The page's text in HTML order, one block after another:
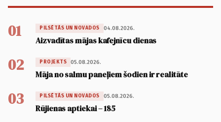
01 PILSĒTĀS UN NOVADOS 04.08.2026.
Aizvadītas mājas kafejnīcu dienas
02 PROJEKTS 05.08.2026.
Māja no salmu paneļiem šodien ir realitāte
03 PILSĒTĀS UN NOVADOS 05.08.2026.
Rūjienas aptiekai – 185